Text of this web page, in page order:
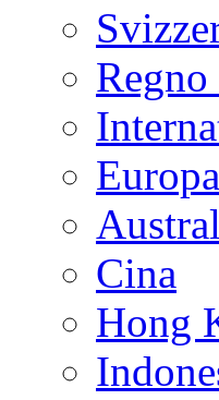
Europa
Cina
Hong